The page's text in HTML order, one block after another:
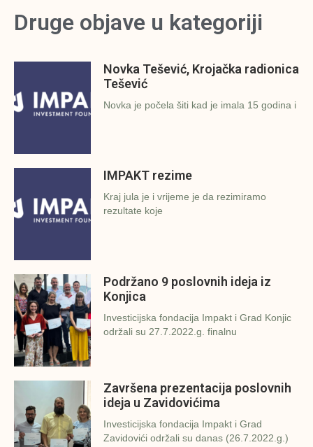
Druge objave u kategoriji
Novka Tešević, Krojačka radionica
Tešević
Novka je počela šiti kad je imala 15 godina i
IMPAKT rezime
Kraj jula je i vrijeme je da rezimiramo
rezultate koje
Podržano 9 poslovnih ideja iz
Konjica
Investicijska fondacija Impakt i Grad Konjic
održali su 27.7.2022.g. finalnu
Završena prezentacija poslovnih
ideja u Zavidovićima
Investicijska fondacija Impakt i Grad
Zavidovići održali su danas (26.7.2022.g.)